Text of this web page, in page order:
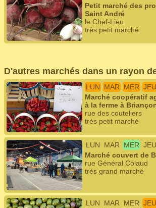
Petit marché des
Saint André
le Chef-Lieu
très petit marché
D'autres marchés dans un rayon
LUN MAR MER JEU
Marché coopératif
à la ferme à
rue des couteliers
très petit marché
LUN MAR MER JEU
Marché couvert de
rue Général Colaud
très grand marché
LUN MAR MER JEU